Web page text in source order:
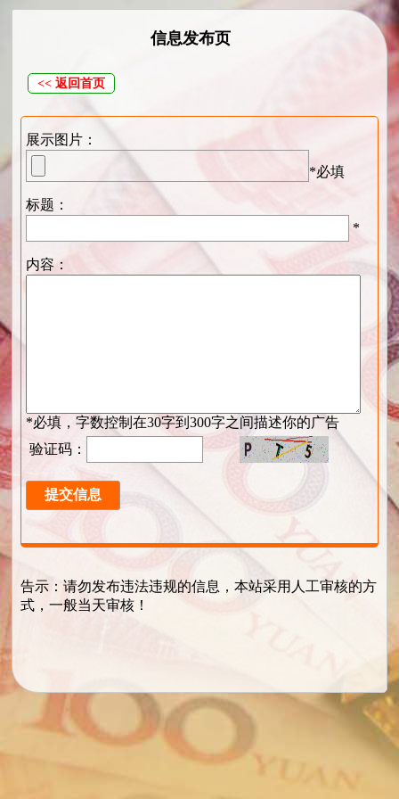
信息发布页
<< 返回首页
展示图片：
*必填
标题：
*
内容：
*必填，字数控制在30字到300字之间描述你的广告
验证码：
告示：请勿发布违法违规的信息，本站采用人工审核的方
式，一般当天审核！